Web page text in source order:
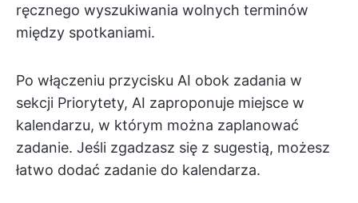
ręcznego wyszukiwania wolnych terminów
między spotkaniami.
Po włączeniu przycisku AI obok zadania w
sekcji Priorytety, AI zaproponuje miejsce w
kalendarzu, w którym można zaplanować
zadanie. Jeśli zgadzasz się z sugestią, możesz
łatwo dodać zadanie do kalendarza.